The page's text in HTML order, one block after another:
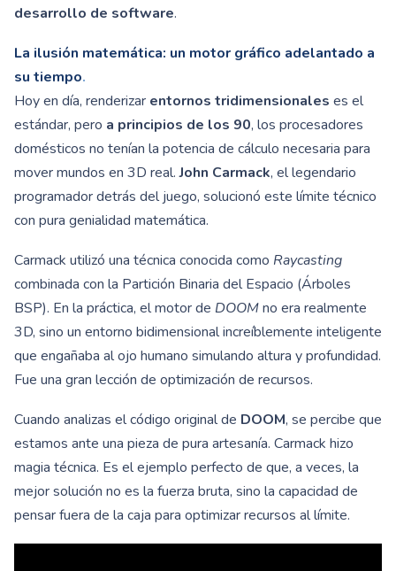
desarrollo de software.
La ilusión matemática: un motor gráfico adelantado a
su tiempo.
Hoy en día, renderizar entornos tridimensionales es el
estándar, pero a principios de los 90, los procesadores
domésticos no tenían la potencia de cálculo necesaria para
mover mundos en 3D real.John Carmack, el legendario
programador detrás del juego, solucionó este límite técnico
con pura genialidad matemática.
Carmack utilizó una técnica conocida como Raycasting
combinada con la Partición Binaria del Espacio (Árboles
BSP). En la práctica, el motor de DOOMno era realmente
3D, sino un entorno bidimensional increíblemente inteligente
que engañaba al ojo humano simulando altura y profundidad.
Fue una gran lección de optimización de recursos.
Cuando analizas el código original de DOOM, se percibe que
estamos ante una pieza de pura artesanía. Carmack hizo
magia técnica. Es el ejemplo perfecto de que, a veces, la
mejor solución no es la fuerza bruta, sino la capacidad de
pensar fuera de la caja para optimizar recursos al límite.